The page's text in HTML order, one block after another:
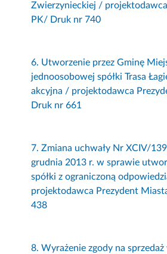
Zwierzynieckiej /
PK/ Druk nr 740
6. Utworzenie przez Gminę
jednoosobowej spółki Trasa
akcyjna / projektodawca
Druk nr 661
7. Zmiana uchwały Nr XCIV/
grudnia 2013 r. w sprawie
spółki z ograniczoną
projektodawca Prezydent
438
8. Wyrażenie zgody na